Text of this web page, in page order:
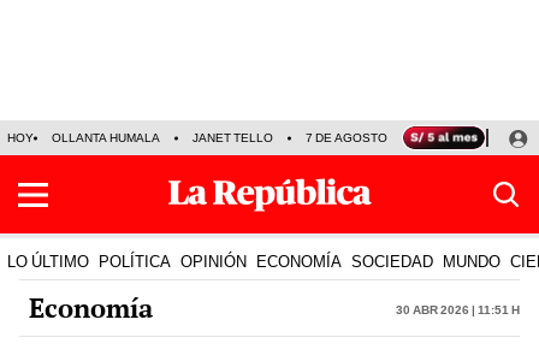
HOY OLLANTA HUMALA JANET TELLO 7 DE AGOSTO TINKA RESULTADOS
LO ÚLTIMO POLÍTICA OPINIÓN ECONOMÍA SOCIEDAD MUNDO
Economía 30 Abr 2026 | 11:51 h